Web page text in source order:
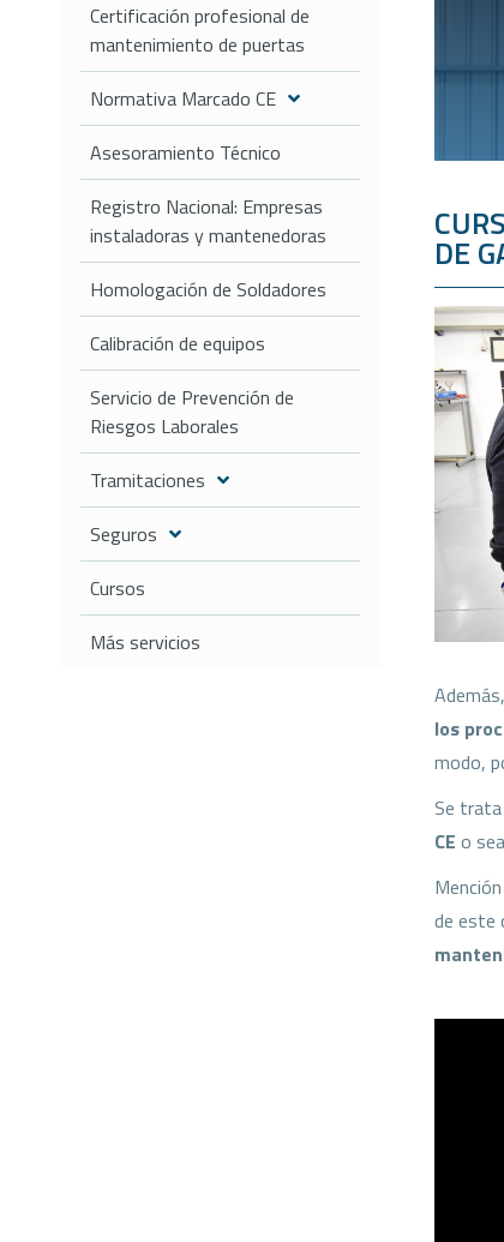
Certificación profesional de
mantenimiento de puertas
Normativa Marcado CE
Asesoramiento Técnico
Registro Nacional: Empresas
instaladoras y mantenedoras
Homologación de Soldadores
Calibración de equipos
Servicio de Prevención de
Riesgos Laborales
Tramitaciones
Seguros
Cursos
Más servicios
DE
los
modo,
Se
CE o
de este